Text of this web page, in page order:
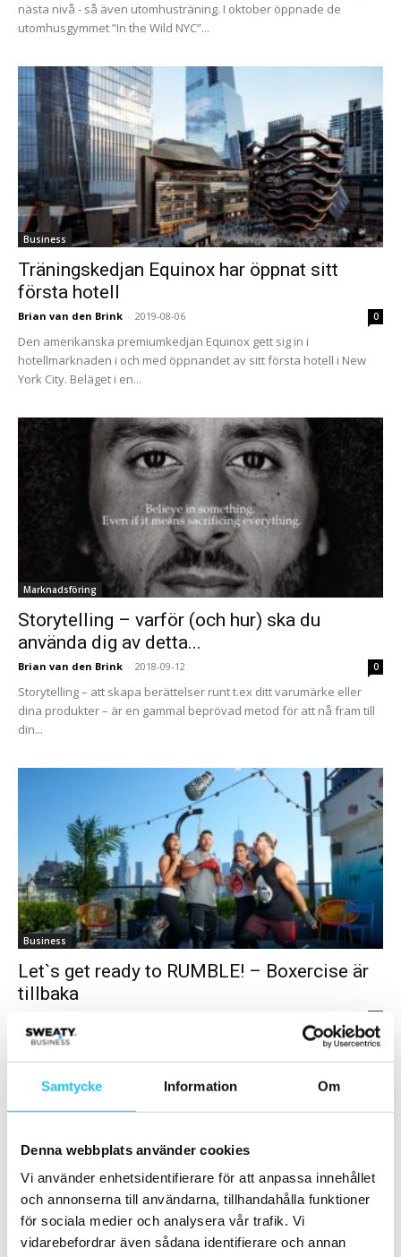
Samtycke Information Om
Denna webbplats använder cookies
Vi använder enhetsidentifierare för att anpassa innehållet
och annonserna till användarna, tillhandahålla funktioner
för sociala medier och analysera vår trafik. Vi
vidarebefordrar även sådana identifierare och annan
nästa nivå - så även utomhusträning. I oktober öppnade de
utomhusgymmet ”In the Wild NYC”...
Business
Träningskedjan Equinox har öppnat sitt
första hotell
Brian van den Brink - 2019-08-06 0
Den amerikanska premiumkedjan Equinox gett sig in i
hotellmarknaden i och med öppnandet av sitt första hotell i New
York City. Beläget i en...
Marknadsföring
Storytelling – varför (och hur) ska du
använda dig av detta...
Brian van den Brink - 2018-09-12 0
Storytelling – att skapa berättelser runt t.ex ditt varumärke eller
dina produkter – är en gammal beprövad metod för att nå fram till
din...
Business
Let`s get ready to RUMBLE! – Boxercise är
tillbaka
Japp, ni hörde rätt! Rumble, ett träningsföretag som startades för
inte mer än drygt ett år sedan har tagit New York med storm. Så
pass...
- Annons -
MEST POPULÄRA